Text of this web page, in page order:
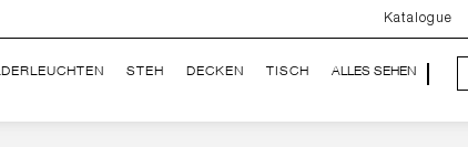
Katalogue
STEH DECKEN TISCH ALLES SEHEN